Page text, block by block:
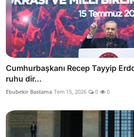
Cumhurbaşkanı Recep Tayyip
ruhu dir...
Ebubekir Bastama Tem 15, 2026 0 0